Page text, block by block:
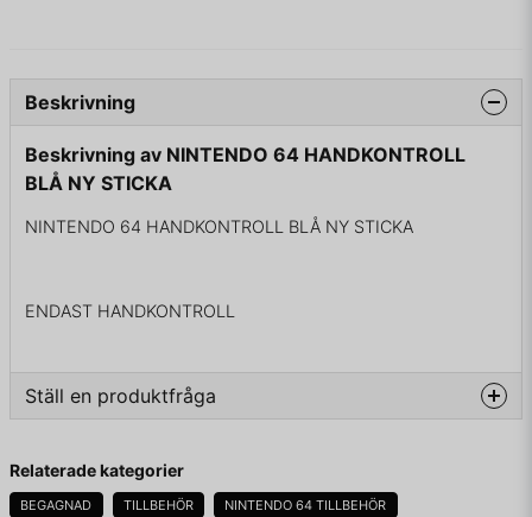
Beskrivning
Beskrivning av NINTENDO 64 HANDKONTROLL
BLÅ NY STICKA
NINTENDO 64 HANDKONTROLL BLÅ NY STICKA
ENDAST HANDKONTROLL
Ställ en produktfråga
Fråga oss något om denna produkten...
Relaterade kategorier
BEGAGNAD TILLBEHÖR NINTENDO 64 TILLBEHÖR